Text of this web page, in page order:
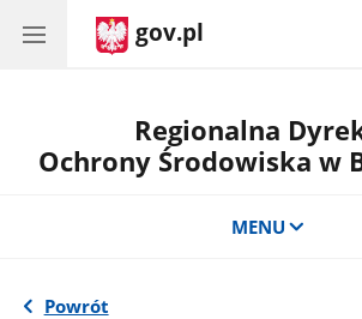
gov.pl
Regionalna
Ochrony Środowiska w
MENU
Powrót